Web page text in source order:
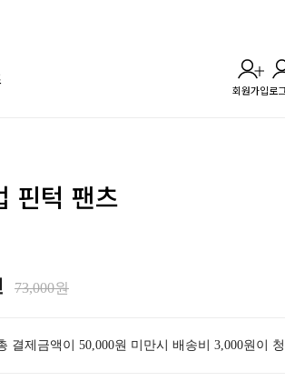
회원가입로
핀턱 팬츠
73,000원
결제금액이 50,000원 미만시 배송비 3,000원이